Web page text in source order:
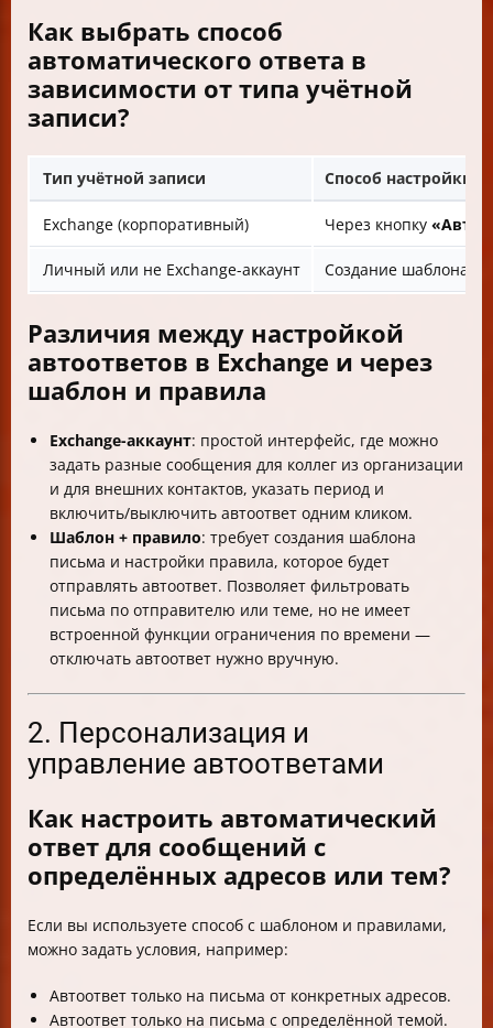
Как выбрать способ
автоматического ответа в
зависимости от типа учётной
записи?
Тип учётной записи Способ настройки
Exchange (корпоративный) Через кнопку
Личный или не Exchange-аккаунт Создание шаблона +
Различия между настройкой
автоответов в Exchange и через
шаблон и правила
Exchange-аккаунт: простой интерфейс, где можно
задать разные сообщения для коллег из организации
и для внешних контактов, указать период и
включить/выключить автоответ одним кликом.
Шаблон + правило: требует создания шаблона
письма и настройки правила, которое будет
отправлять автоответ. Позволяет фильтровать
письма по отправителю или теме, но не имеет
встроенной функции ограничения по времени —
отключать автоответ нужно вручную.
2. Персонализация и
управление автоответами
Как настроить автоматический
ответ для сообщений с
определённых адресов или тем?
Если вы используете способ с шаблоном и правилами,
можно задать условия, например:
Автоответ только на письма от конкретных адресов.
Автоответ только на письма с определённой темой.